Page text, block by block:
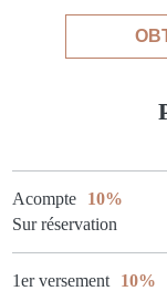
Acompte
10%
Sur réservation
1er versement
10%